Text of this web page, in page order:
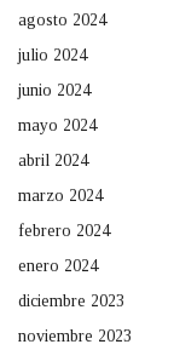
agosto 2024
julio 2024
junio 2024
mayo 2024
abril 2024
marzo 2024
febrero 2024
enero 2024
diciembre 2023
noviembre 2023